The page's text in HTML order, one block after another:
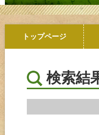
トップページ
検索結